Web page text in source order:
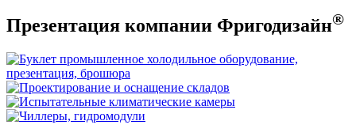
Презентация компании Фригодизайн®